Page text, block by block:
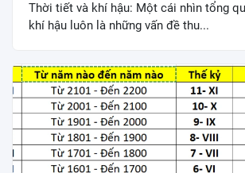
Thời tiết và khí hậu: Một cái nhìn tổng
khí hậu luôn là những vấn đề thu...